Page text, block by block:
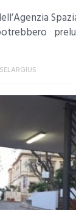
SELARGIUS